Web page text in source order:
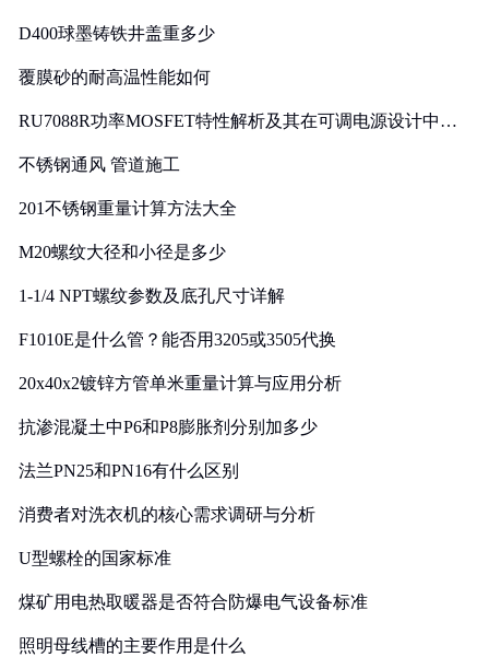
D400球墨铸铁井盖重多少
覆膜砂的耐高温性能如何
RU7088R功率MOSFET特性解析及其在可调电源设计中的
不锈钢通风 管道施工
201不锈钢重量计算方法大全
M20螺纹大径和小径是多少
1-1/4 NPT螺纹参数及底孔尺寸详解
F1010E是什么管？能否用3205或3505代换
20x40x2镀锌方管单米重量计算与应用分析
抗渗混凝土中P6和P8膨胀剂分别加多少
法兰PN25和PN16有什么区别
消费者对洗衣机的核心需求调研与分析
U型螺栓的国家标准
煤矿用电热取暖器是否符合防爆电气设备标准
照明母线槽的主要作用是什么